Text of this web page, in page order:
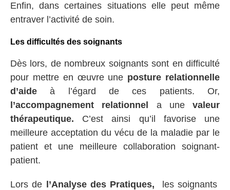
Enfin, dans certaines situations elle peut même
entraver l’activité de soin.
Les difficultés des soignants
Dès lors, de nombreux soignants sont en difficulté
pour mettre en œuvre une posture relationnelle
d’aide à l’égard de ces patients. Or,
l’accompagnement relationnel
a une valeur
thérapeutique. C’est ainsi qu’il favorise une
meilleure acceptation du vécu de la maladie par le
patient et une meilleure collaboration soignant-
patient.
Lors de l’Analyse des Pratiques, les soignants